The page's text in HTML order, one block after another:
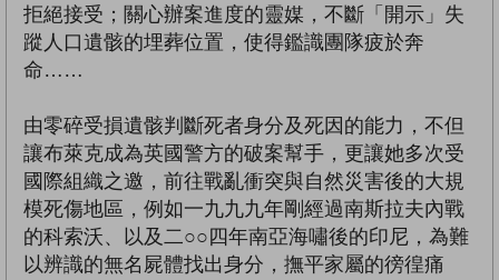
拒絕接受；關心辦案進度的靈媒，不斷「開示」失
蹤人口遺骸的埋葬位置，使得鑑識團隊疲於奔
命……
由零碎受損遺骸判斷死者身分及死因的能力，不但
讓布萊克成為英國警方的破案幫手，更讓她多次受
國際組織之邀，前往戰亂衝突與自然災害後的大規
模死傷地區，例如一九九九年剛經過南斯拉夫內戰
的科索沃、以及二○○四年南亞海嘯後的印尼，為難
以辨識的無名屍體找出身分，撫平家屬的徬徨痛